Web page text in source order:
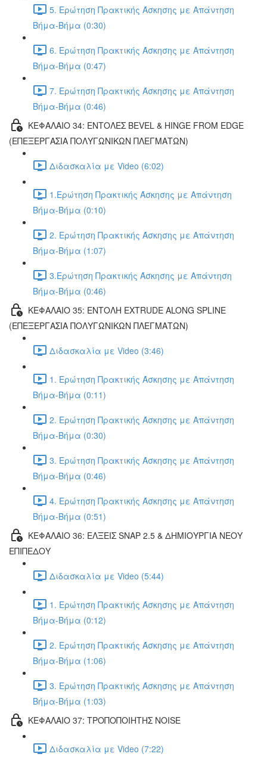
5. Ερώτηση Πρακτικής Άσκησης με Απάντηση
Βήμα-Βήμα (0:30)
6. Ερώτηση Πρακτικής Άσκησης με Απάντηση
Βήμα-Βήμα (0:47)
7. Ερώτηση Πρακτικής Άσκησης με Απάντηση
Βήμα-Βήμα (0:46)
ΚΕΦΑΛΑΙΟ 34: ΕΝΤΟΛΕΣ BEVEL & HINGE FROM EDGE
(ΕΠΕΞΕΡΓΑΣΙΑ ΠΟΛΥΓΩΝΙΚΩΝ ΠΛΕΓΜΑΤΩΝ)
Διδασκαλία με Video (6:02)
1.Ερώτηση Πρακτικής Άσκησης με Απάντηση
Βήμα-Βήμα (0:10)
2. Ερώτηση Πρακτικής Άσκησης με Απάντηση
Βήμα-Βήμα (1:07)
3.Ερώτηση Πρακτικής Άσκησης με Απάντηση
Βήμα-Βήμα (0:46)
ΚΕΦΑΛΑΙΟ 35: ΕΝΤΟΛΗ EXTRUDE ALONG SPLINE
(ΕΠΕΞΕΡΓΑΣΙΑ ΠΟΛΥΓΩΝΙΚΩΝ ΠΛΕΓΜΑΤΩΝ)
Διδασκαλία με Video (3:46)
1. Ερώτηση Πρακτικής Άσκησης με Απάντηση
Βήμα-Βήμα (0:11)
2. Ερώτηση Πρακτικής Άσκησης με Απάντηση
Βήμα-Βήμα (0:30)
3. Ερώτηση Πρακτικής Άσκησης με Απάντηση
Βήμα-Βήμα (0:46)
4. Ερώτηση Πρακτικής Άσκησης με Απάντηση
Βήμα-Βήμα (0:51)
ΚΕΦΑΛΑΙΟ 36: ΕΛΞΕΙΣ SNAP 2.5 & ΔΗΜΙΟΥΡΓΙΑ ΝΕΟΥ
ΕΠΙΠΕΔΟΥ
Διδασκαλία με Video (5:44)
1. Ερώτηση Πρακτικής Άσκησης με Απάντηση
Βήμα-Βήμα (0:12)
2. Ερώτηση Πρακτικής Άσκησης με Απάντηση
Βήμα-Βήμα (1:06)
3. Ερώτηση Πρακτικής Άσκησης με Απάντηση
Βήμα-Βήμα (1:03)
ΚΕΦΑΛΑΙΟ 37: ΤΡΟΠΟΠΟΙΗΤΗΣ NOISE
Διδασκαλία με Video (7:22)